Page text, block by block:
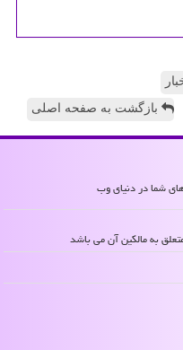
بازگشت به صفحه اصلی
شما در دنیای وب